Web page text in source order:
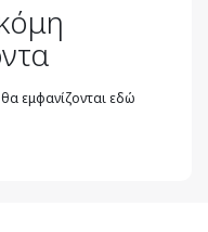
εμφανίζονται εδώ